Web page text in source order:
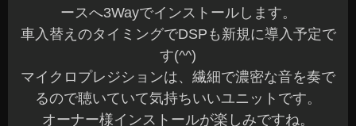
ースへ3Wayでインストールします。
車入替えのタイミングでDSPも新規に導入予定で
す(^^)
マイクロプレジションは、繊細で濃密な音を奏で
るので聴いていて気持ちいいユニットです。
オーナー様インストールが楽しみですね。